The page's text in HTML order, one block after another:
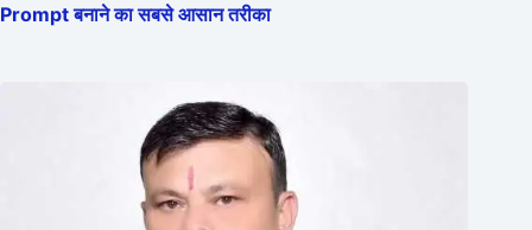
Prompt बनाने का सबसे आसान तरीका